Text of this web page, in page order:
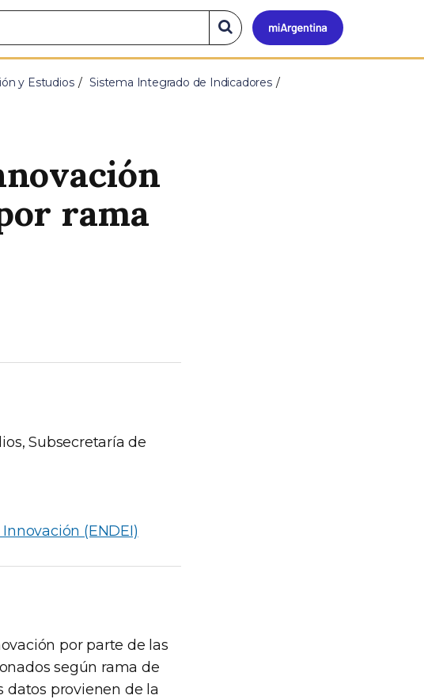
Mi
Buscar
en
el
sitio
y Estudios
Sistema Integrado de Indicadores
rama
Subsecretaría de
(ENDEI)
por parte de las
según rama de
datos provienen de la